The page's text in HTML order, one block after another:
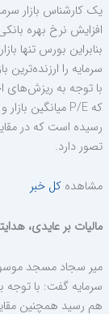
یک کارشناس بازار
افزایش نرخ بهره
بنابراین بورس تنها
سرمایه را
با توجه به
که P/E میانگین
رسیده است که در
تصور دارد.
مشاهده کل خبر
مالیات بر عایدی،
میر سجاد مسجد موسوی
هم رسید همچنین